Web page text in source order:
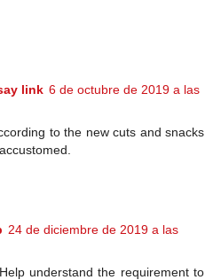
link 6 de octubre de 2019 a las
to the new cuts and snacks
24 de diciembre de 2019 a las
understand the requirement to